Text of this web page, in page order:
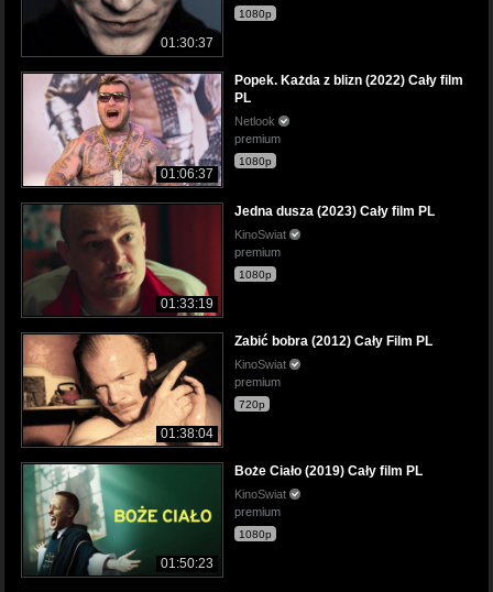
01:30:37
1080p
01:06:37
Popek. Każda z blizn (2022) Cały film
PL
Netlook
premium
1080p
01:33:19
Jedna dusza (2023) Cały film PL
KinoSwiat
premium
1080p
01:38:04
Zabić bobra (2012) Cały Film PL
KinoSwiat
premium
720p
01:50:23
Boże Ciało (2019) Cały film PL
KinoSwiat
premium
1080p